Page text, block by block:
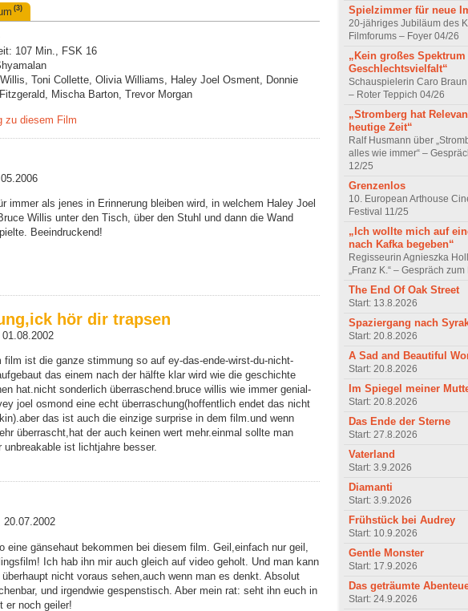
(3)
107 Min., FSK 16
Toni Collette, Olivia Williams, Haley Joel Osment, Donnie
Mischa Barton, Trevor Morgan
zu diesem Film
immer als jenes in Erinnerung bleiben wird, in welchem Haley Joel
Willis unter den Tisch, über den Stuhl und dann die Wand
Beeindruckend!
hör dir trapsen
01.08.2002
film ist die ganze stimmung so auf ey-das-ende-wirst-du-nicht-
das einem nach der hälfte klar wird wie die geschichte
hat.nicht sonderlich überraschend.bruce willis wie immer genial-
joel osmond eine echt überraschung(hoffentlich endet das nicht
das ist auch die einzige surprise in dem film.und wenn
überrascht,hat der auch keinen wert mehr.einmal sollte man
unbreakable ist lichtjahre besser.
20.07.2002
eine gänsehaut bekommen bei diesem film. Geil,einfach nur geil,
Ich hab ihn mir auch gleich auf video geholt. Und man kann
nicht voraus sehen,auch wenn man es denkt. Absolut
und irgendwie gespenstisch. Aber mein rat: seht ihn euch in
er noch geiler!
Spielzimmer für neue
20-jähriges Jubiläum des
Filmforums – Foyer 04/26
„Kein großes Spektrum
Geschlechtsvielfalt“
Schauspielerin Caro Braun
– Roter Teppich 04/26
„Stromberg hat
heutige Zeit“
Ralf Husmann über
alles wie immer“ –
12/25
Grenzenlos
10. European Arthouse
Festival 11/25
„Ich wollte mich auf
nach Kafka begeben“
Regisseurin Agnieszka
„Franz K.“ – Gespräch
The End Of Oak Street
Start: 13.8.2026
Spaziergang nach
Start: 20.8.2026
A Sad and Beautiful
Start: 20.8.2026
Im Spiegel meiner
Start: 20.8.2026
Das Ende der Sterne
Start: 27.8.2026
Vaterland
Start: 3.9.2026
Diamanti
Start: 3.9.2026
Frühstück bei Audrey
Start: 10.9.2026
Gentle Monster
Start: 17.9.2026
Das geträumte
Start: 24.9.2026